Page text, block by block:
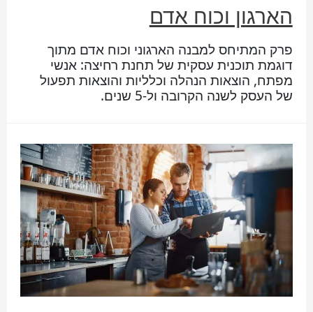
הארגון וכוח אדם
פרק המתיחס למבנה הארגוני וכוח אדם מתוך
דוגמת תוכנית עסקית של תחנת רחיצה: אנשי
מפתח, הוצאות הנהלה וכלליות והוצאות תפעול
של העסק לשנה הקרובה ול-5 שנים.